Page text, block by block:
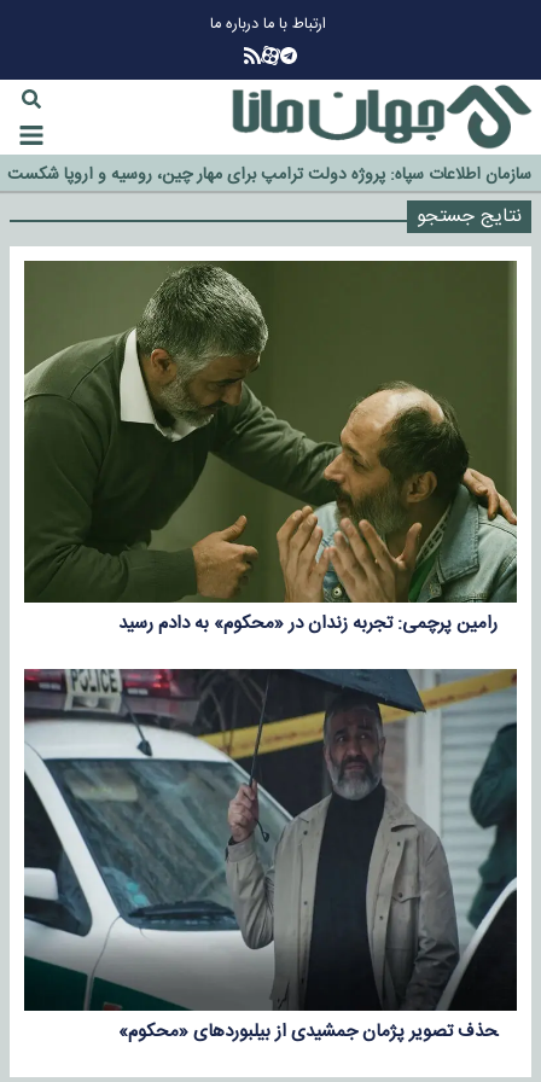
ارتباط با مادرباره ما
گزینه جدایی اوسمار روی میز مدیران پرسپولیس
آیا رئیس جمهور آمریکا قانون را دور می‌زند؟
اخراج رسمی چهره نامدار از پرسپولیس
سازمان اطلاعات سپاه: پروژه دولت ترامپ برای مهار چین، روسیه و اروپا شکست
خورد
نتایج جستجو
رامین پرچمی: تجربه زندان در «محکوم» به دادم رسید
‍حذف تصویر پژمان جمشیدی از بیلبوردهای «محکوم»